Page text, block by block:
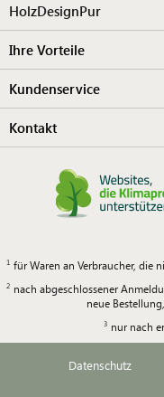
HolzDesignPur
Ihre Vorteile
Kundenservice
Kontakt
für Waren an Verbraucher, die
nach abgeschlossener
neue
nur nach
Datenschutz